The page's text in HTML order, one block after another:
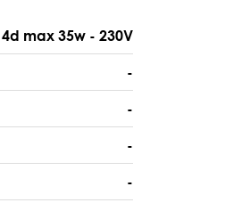
max 35w - 230V
-
-
-
-